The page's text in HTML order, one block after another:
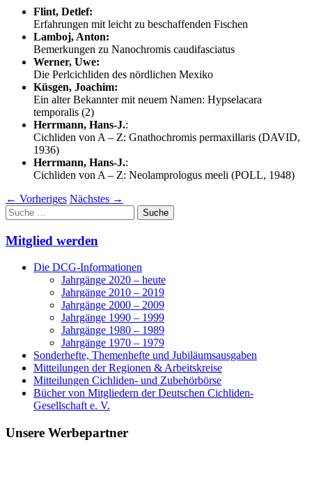
Flint, Detlef:
Erfahrungen mit leicht zu beschaffenden Fischen
Lamboj, Anton:
Bemerkungen zu Nanochromis caudifasciatus
Werner, Uwe:
Die Perlcichliden des nördlichen Mexiko
Küsgen, Joachim:
Ein alter Bekannter mit neuem Namen: Hypselacara
temporalis (2)
Herrmann, Hans-J.:
Cichliden von A – Z: Gnathochromis permaxillaris (DAVID,
1936)
Herrmann, Hans-J.:
Cichliden von A – Z: Neolamprologus meeli (POLL, 1948)
← Vorheriges Nächstes →
Suche
nach:
Mitglied werden
Die DCG-Informationen
Jahrgänge 2020 – heute
Jahrgänge 2010 – 2019
Jahrgänge 2000 – 2009
Jahrgänge 1990 – 1999
Jahrgänge 1980 – 1989
Jahrgänge 1970 – 1979
Sonderhefte, Themenhefte und Jubiläumsausgaben
Mitteilungen der Regionen & Arbeitskreise
Mitteilungen Cichliden- und Zubehörbörse
Bücher von Mitgliedern der Deutschen Cichliden-
Gesellschaft e. V.
Unsere Werbepartner